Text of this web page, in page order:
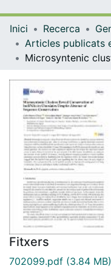
Inici Recerca
Fitxers
702099.pdf (3.84 MB)